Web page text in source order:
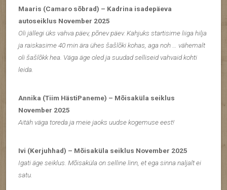
Maaris (Camaro sõbrad) – Kadrina isadepäeva
autoseiklus November 2025
Oli jällegi üks vahva päev, põnev päev. Kahjuks startisime liiga hilja
ja raiskasime 40 min ära ühes šašlõki kohas, aga noh … vähemalt
oli šašlõkk hea. Väga äge oled ja suudad selliseid vahvaid kohti
leida.
Annika (Tiim HästiPaneme) – Mõisaküla seiklus
November 2025
Aitäh väga toreda ja meie jaoks uudse kogemuse eest!
Ivi (Kerjuhhad) – Mõisaküla seiklus November 2025
Igati äge seiklus. Mõisaküla on selline linn, et ega sinna naljalt ei
satu.